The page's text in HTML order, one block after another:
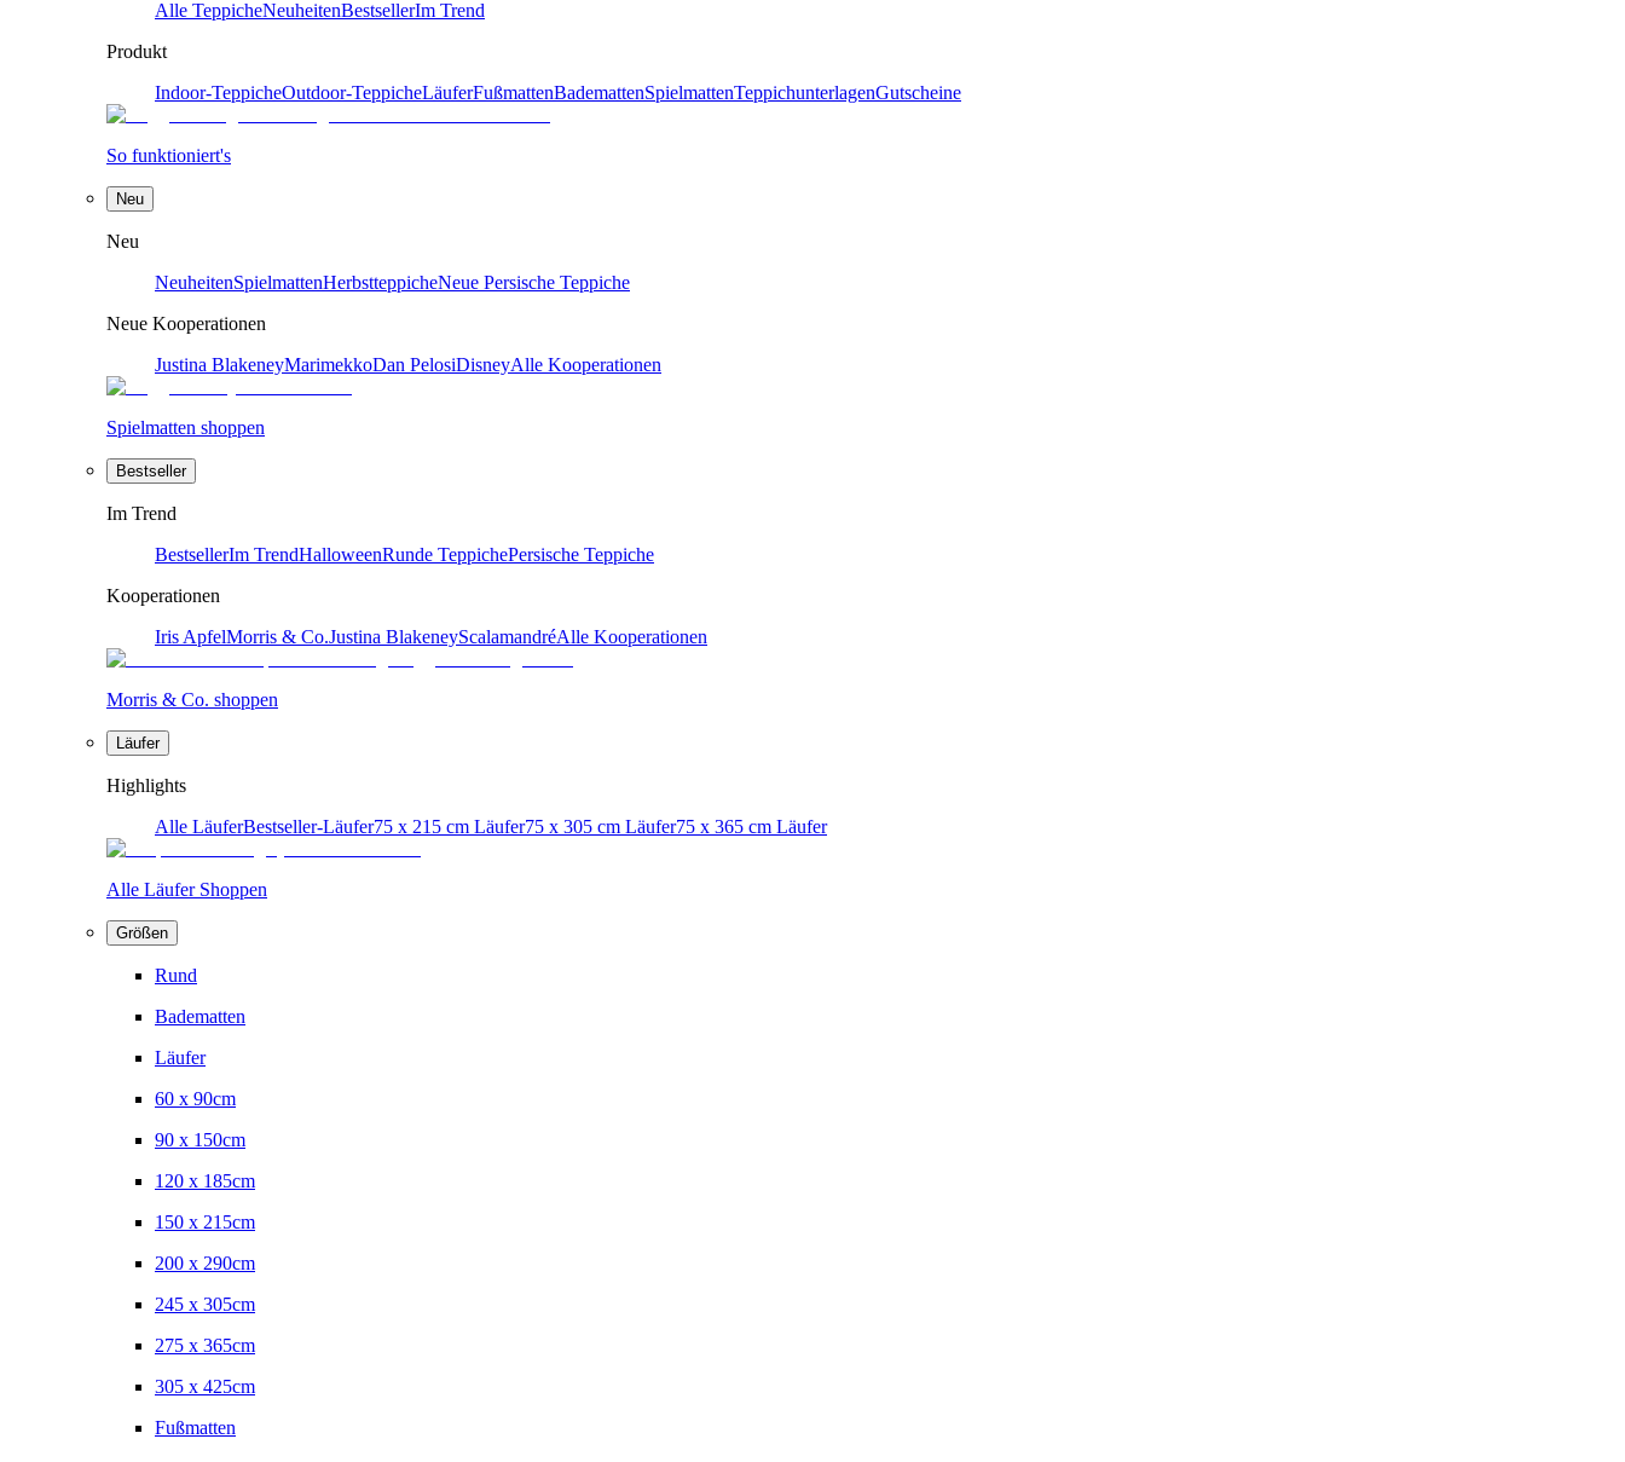
Alle TeppicheNeuheitenBestsellerIm Trend
Produkt
Indoor-TeppicheOutdoor-TeppicheLäuferFußmattenBademattenSpielmattenTeppichunterlagenGutscheine
So funktioniert's
Neu
Neu
NeuheitenSpielmattenHerbstteppicheNeue Persische Teppiche
Neue Kooperationen
Justina BlakeneyMarimekkoDan PelosiDisneyAlle Kooperationen
Spielmatten shoppen
Bestseller
Im Trend
BestsellerIm TrendHalloweenRunde TeppichePersische Teppiche
Kooperationen
Iris ApfelMorris & Co.Justina BlakeneyScalamandréAlle Kooperationen
Morris & Co. shoppen
Läufer
Highlights
Alle LäuferBestseller-Läufer75 x 215 cm Läufer75 x 305 cm Läufer75 x 365 cm Läufer
Alle Läufer Shoppen
Größen
Rund
Badematten
Läufer
60 x 90cm
90 x 150cm
120 x 185cm
150 x 215cm
200 x 290cm
245 x 305cm
275 x 365cm
305 x 425cm
Fußmatten